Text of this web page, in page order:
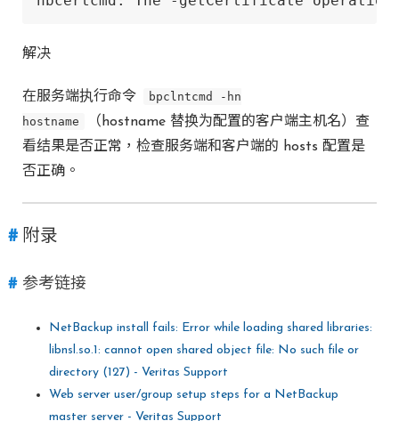
解决
在服务端执行命令
bpclntcmd -hn
hostname
（hostname 替换为配置的客户端主机名）查
看结果是否正常，检查服务端和客户端的 hosts 配置是
否正确。
附录
参考链接
NetBackup install fails: Error while loading shared libraries:
libnsl.so.1: cannot open shared object file: No such file or
directory (127) - Veritas Support
Web server user/group setup steps for a NetBackup
master server - Veritas Support